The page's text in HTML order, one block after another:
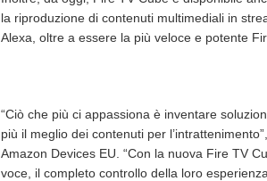
la riproduzione di contenuti multimediali in
Alexa, oltre a essere la più veloce e potente
“Ciò che più ci appassiona è inventare
più il meglio dei contenuti per
Amazon Devices EU. “Con la nuova Fire TV
voce, il completo controllo della loro